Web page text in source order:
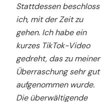
Stattdessen beschloss
ich, mit der Zeit zu
gehen. Ich habe ein
kurzes TikTok-Video
gedreht, das zu meiner
Überraschung sehr gut
aufgenommen wurde.
Die überwältigende